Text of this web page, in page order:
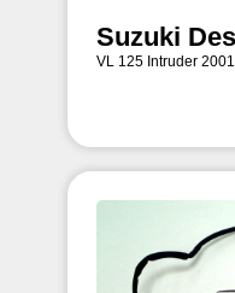
Suzuki
VL 125 Intruder